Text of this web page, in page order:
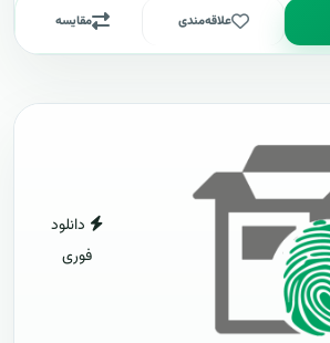
علاقه‌مندی مقایسه
دانلود
فوری